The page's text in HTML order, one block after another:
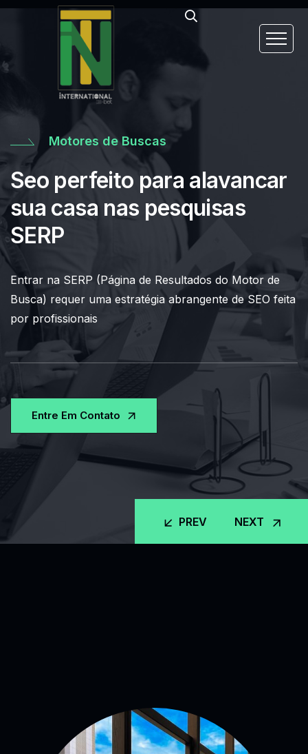
International Bet
Sua casa de apostas precisa
de um SEO PODEROSO
A international bet é a empresa certa para cuidar do
SEO da sua casa alavancar ainda mais!
Entre Em Contato
PREV NEXT